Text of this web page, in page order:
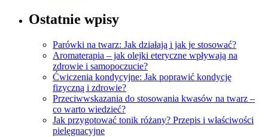
Ostatnie wpisy
Parówki na twarz: Jak działają i jak je stosować?
Aromaterapia – jak olejki eteryczne wpływają na
zdrowie i samopoczucie?
Ćwiczenia kondycyjne: Jak poprawić kondycję
fizyczną i zdrowie?
Przeciwwskazania do stosowania kwasów na twarz –
co warto wiedzieć?
Jak przygotować tonik różany? Przepis i właściwości
pielęgnacyjne